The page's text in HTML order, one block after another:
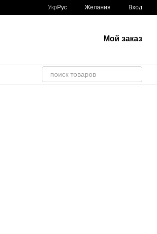
Укр Рус Желания Вход
Мой заказ